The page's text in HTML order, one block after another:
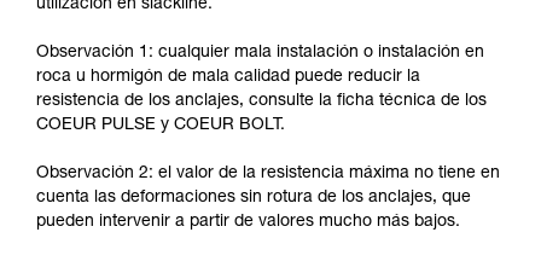
utilización en slackline.
Observación 1: cualquier mala instalación o instalación en
roca u hormigón de mala calidad puede reducir la
resistencia de los anclajes, consulte la ficha técnica de los
COEUR PULSE y COEUR BOLT.
Observación 2: el valor de la resistencia máxima no tiene en
cuenta las deformaciones sin rotura de los anclajes, que
pueden intervenir a partir de valores mucho más bajos.